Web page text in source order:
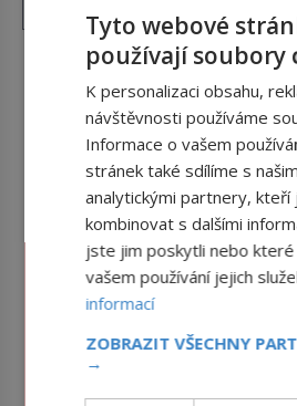
Tyto webové
používají soubory
K personalizaci obsahu,
návštěvnosti používáme
Informace o vašem
stránek také sdílíme s
analytickými partnery, kteří
kombinovat s dalšími
jste jim poskytli nebo které
vašem používání jejich
informací
ZOBRAZIT VŠECHNY
→